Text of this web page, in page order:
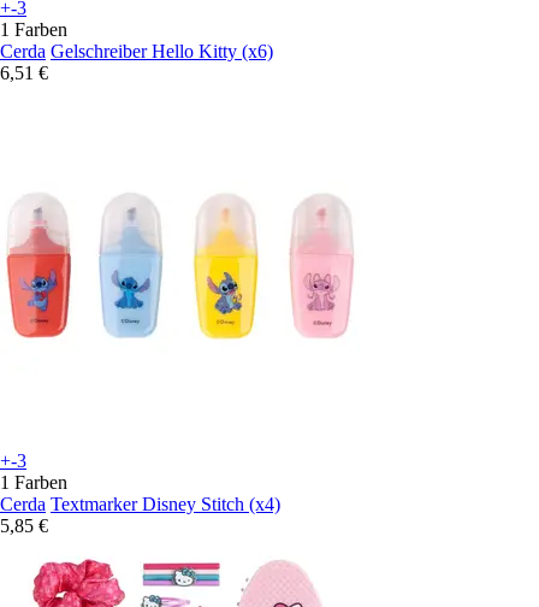
+-3
1 Farben
Cerda Gelschreiber Hello Kitty (x6)
6,51 €
+-3
1 Farben
Cerda Textmarker Disney Stitch (x4)
5,85 €